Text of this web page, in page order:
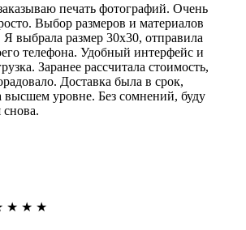
печать фотографий. Очень
Выбор размеров и материалов
Я выбрала размер 30х30, отправила
телефона. Удобный интерфейс и
Заранее рассчитала стоимость,
Доставка была в срок,
высшем уровне. Без сомнений, буду
снова.
★ ★ ★